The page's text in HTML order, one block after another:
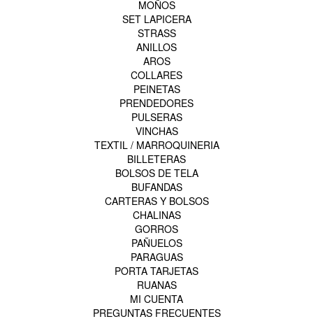
MOÑOS
SET LAPICERA
STRASS
ANILLOS
AROS
COLLARES
PEINETAS
PRENDEDORES
PULSERAS
VINCHAS
TEXTIL / MARROQUINERIA
BILLETERAS
BOLSOS DE TELA
BUFANDAS
CARTERAS Y BOLSOS
CHALINAS
GORROS
PAÑUELOS
PARAGUAS
PORTA TARJETAS
RUANAS
MI CUENTA
PREGUNTAS FRECUENTES